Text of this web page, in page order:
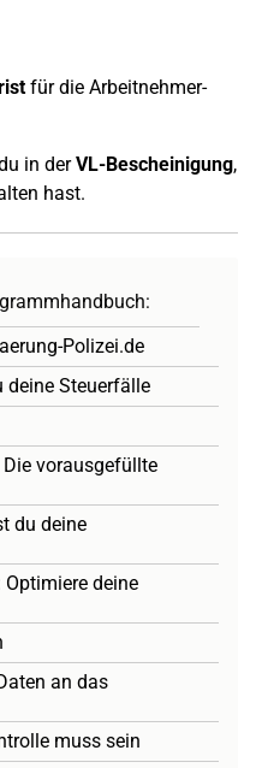
für die Arbeitnehmer-
in derVL-Bescheinigung,
hast.
Polizei.de
deine Steuerfälle
vorausgefüllte
du deine
deine
an das
muss sein